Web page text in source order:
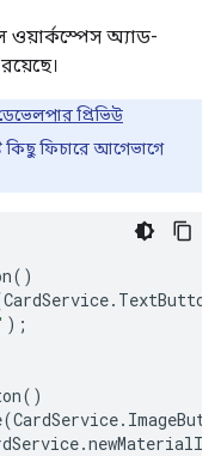
অ্যাড-
প্রিভিউ
কিছু ফিচারে আগেভাগে
()
CardService.
);
()
(CardService.
.